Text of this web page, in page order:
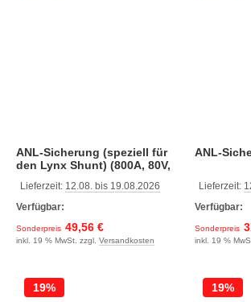
ANL-Sicherung (speziell für
den Lynx Shunt) (800A, 80V,
Lieferzeit: 12.08. bis 19.08.2026
Verfügbar:
Sonderpreis 49,56 €
inkl. 19 % MwSt. zzgl. Versandkosten
ANL-
Lieferzeit:
Verfügbar:
Sonderpreis
inkl. 19 %
19% 19%